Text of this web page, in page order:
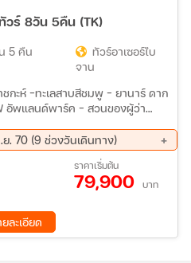
หว่าง
วร์ 8วัน 5คืน (TK)
5 คืน
ทัวร์อาเซอร์ไบ
จาน
ะเลสาบสีชมพู - ยานาร์ ดาก
บ้านนิจ - โบถส์โชตารี – แชคี –
กบัสตัน - มัสยิดบีบี
แคนดี้ เคน (ภูเขาสีรุ้ง)– ล่องเรือ
ย. 70 (9 ช่วงวันเดินทาง)
01 ต.ค. 69 - 08 ต.ค. 69
20 ต.ค. 69 - 27 ต.ค. 69
26 ธ.ค. 69 - 02 ม.ค. 70
08 มี.ค 70 - 15 มี.ค 70
ราคาเริ่มต้น
79,900 บาท
ละเอียด